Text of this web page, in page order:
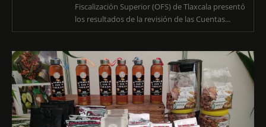
Fiscalización Superior (OFS) de Tlaxcala presentó
los resultados de la revisión de las Cuentas...